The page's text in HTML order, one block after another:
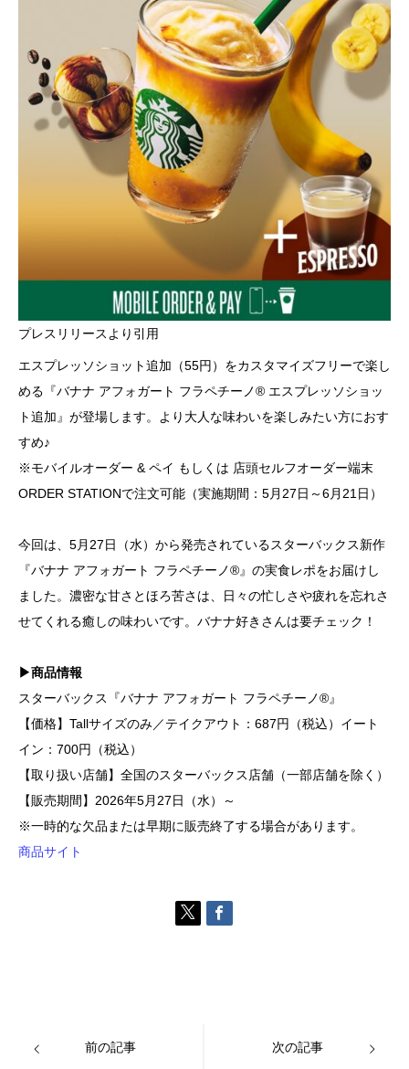
プレスリリースより引用
エスプレッソショット追加（55円）をカスタマイズフリーで楽し
める『バナナ アフォガート フラペチーノ® エスプレッソショッ
ト追加』が登場します。より大人な味わいを楽しみたい方におす
すめ♪
※モバイルオーダー & ペイ もしくは 店頭セルフオーダー端末
ORDER STATIONで注文可能（実施期間：5月27日～6月21日）
今回は、5月27日（水）から発売されているスターバックス新作
『バナナ アフォガート フラペチーノ®』の実食レポをお届けし
ました。濃密な甘さとほろ苦さは、日々の忙しさや疲れを忘れさ
せてくれる癒しの味わいです。バナナ好きさんは要チェック！
▶商品情報
スターバックス『バナナ アフォガート フラペチーノ®』
【価格】Tallサイズのみ／テイクアウト：687円（税込）イート
イン：700円（税込）
【取り扱い店舗】全国のスターバックス店舗（一部店舗を除く）
【販売期間】2026年5月27日（水）～
※一時的な欠品または早期に販売終了する場合があります。
商品サイト
前の記事 次の記事